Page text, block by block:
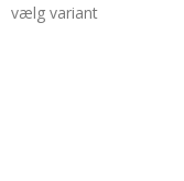
vælg variant